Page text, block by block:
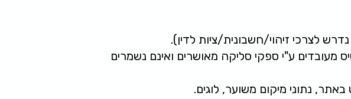
לצרכי זיהוי/חשבונית/ציות לדין).
מעובדים ע"י ספקי סליקה מאושרים ואינם נשמרים